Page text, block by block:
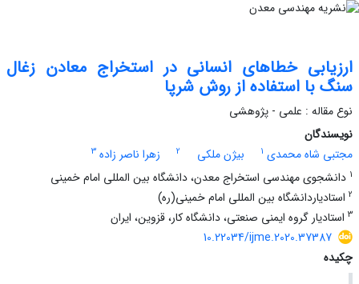
ارزیابی خطاهای انسانی در استخراج معادن زغال
سنگ با استفاده از روش شرپا
نوع مقاله : علمی - پژوهشی
نویسندگان
مجتبی شاه محمدی 1 بیژن ملکی 2 زهرا ناصر زاده 3
1 دانشجوی مهندسی استخراج معدن، دانشگاه بین المللی امام خمینی
2 استادیاردانشگاه بین المللی امام خمینی(ره)
3 استادیار گروه ایمنی صنعتی، دانشگاه کار، قزوین، ایران
10.22034/ijme.2020.37387
چکیده